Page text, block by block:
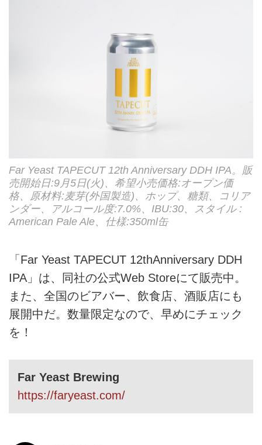
Far Yeast TAPECUT 12th Anniversary DDH IPA。販
売開始日:9月5日(火)、希望小売価格:オープン価
格、原材料:⻨芽(外国製造)、ホップ、糖類、コリア
ンダー、アルコール度:7.0%、IBU:30、スタイル :
American Pale Ale、仕様:350ml缶
「Far Yeast TAPECUT 12thAnniversary DDH
IPA」は、同社の公式Web Storeにて販売中。
また、全国のビアバー、飲食店、酒販店にも
展開中だ。数量限定なので、早めにチェック
を！
Far Yeast Brewing
https://faryeast.com/